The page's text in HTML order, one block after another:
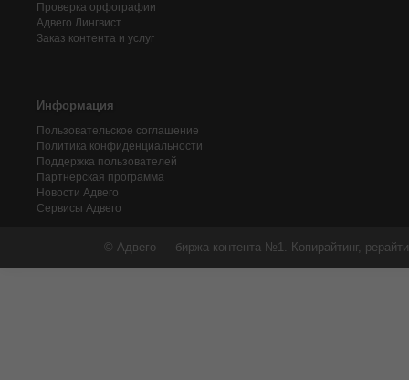
Проверка орфографии
Адвего Лингвист
Заказ контента и услуг
Информация
Пользовательское соглашение
Политика конфиденциальности
Поддержка пользователей
Партнерская программа
Новости Адвего
Сервисы Адвего
© Адвего — биржа контента №1. Копирайтинг,